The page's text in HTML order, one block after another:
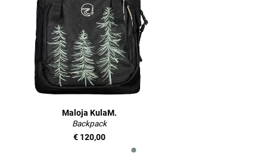
Maloja KulaM.
Backpack
€ 120,00